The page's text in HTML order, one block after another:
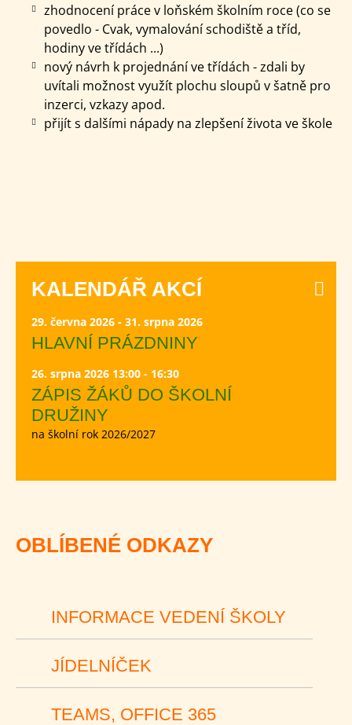
zhodnocení práce v loňském školním roce (co se
povedlo - Cvak, vymalování schodiště a tříd,
hodiny ve třídách ...)
nový návrh k projednání ve třídách - zdali by
uvítali možnost využít plochu sloupů v šatně pro
inzerci, vzkazy apod.
přijít s dalšími nápady na zlepšení života ve škole
KALENDÁŘ AKCÍ
29. června 2026 - 31. srpna 2026
HLAVNÍ PRÁZDNINY
26. srpna 2026 13:00 - 16:30
ZÁPIS ŽÁKŮ DO ŠKOLNÍ
DRUŽINY
na školní rok 2026/2027
OBLÍBENÉ ODKAZY
INFORMACE VEDENÍ ŠKOLY
JÍDELNÍČEK
TEAMS, OFFICE 365